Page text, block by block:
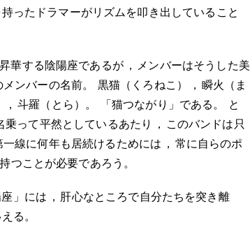
ったドラマーがリズムを叩き出していること
華する陰陽座であるが ， メンバーはそうした美
ンバーの名前。 黒猫（くろねこ） ， 瞬火（ま
， 斗羅（とら） 。 「猫つながり」である 。
と
乗って平然としているあたり ， このバンドは只
線に何年も居続けるためには ， 常に自らのポ
つことが必要であろう 。
」には ， 肝心なところで自分たちを突き離
る。